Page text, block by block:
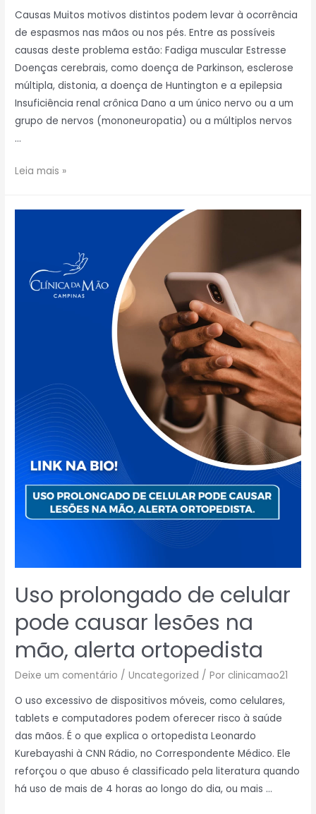
Causas Muitos motivos distintos podem levar à ocorrência
de espasmos nas mãos ou nos pés. Entre as possíveis
causas deste problema estão: Fadiga muscular Estresse
Doenças cerebrais, como doença de Parkinson, esclerose
múltipla, distonia, a doença de Huntington e a epilepsia
Insuficiência renal crônica Dano a um único nervo ou a um
grupo de nervos (mononeuropatia) ou a múltiplos nervos
…
Leia mais »
Uso prolongado de celular
pode causar lesões na
mão, alerta ortopedista
Deixe um comentário /Uncategorized / Por clinicamao21
O uso excessivo de dispositivos móveis, como celulares,
tablets e computadores podem oferecer risco à saúde
das mãos. É o que explica o ortopedista Leonardo
Kurebayashi à CNN Rádio, no Correspondente Médico. Ele
reforçou o que abuso é classificado pela literatura quando
há uso de mais de 4 horas ao longo do dia, ou mais …